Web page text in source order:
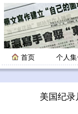
首页 个人
美国纪